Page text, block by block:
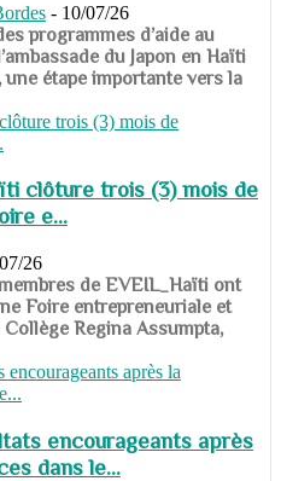
- 10/07/26
programmes d’aide au
du Japon en Haïti
étape importante vers la
clôture trois (3) mois de
e...
26
de EVEIL_Haïti ont
Foire entrepreneuriale et
Regina Assumpta,
encourageants après
dans le...